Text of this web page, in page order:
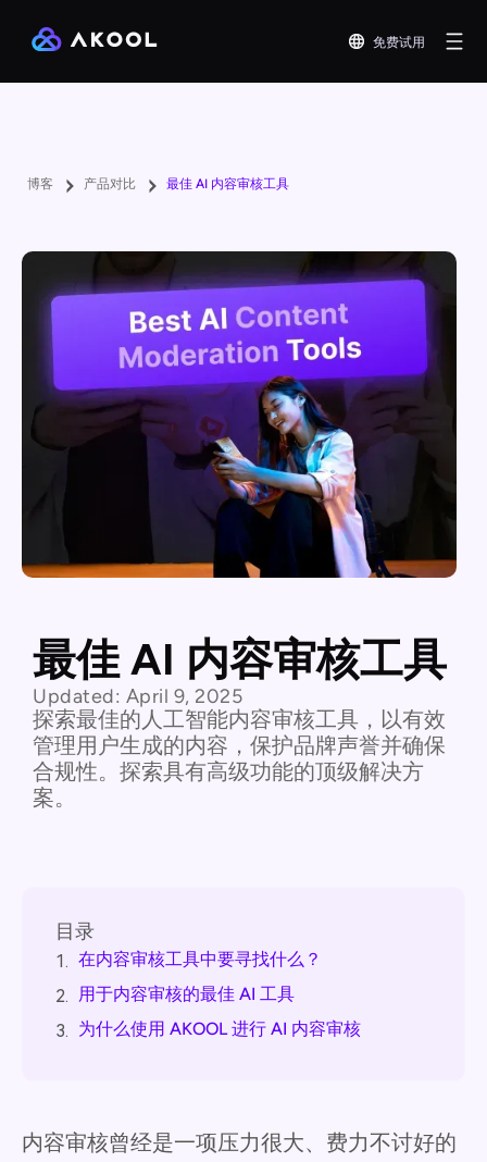
免费试用
博客 产品对比 最佳 AI 内容审核工具
最佳 AI 内容审核工具
Updated: April 9, 2025
探索最佳的人工智能内容审核工具，以有效
管理用户生成的内容，保护品牌声誉并确保
合规性。探索具有高级功能的顶级解决方
案。
目录
1. 在内容审核工具中要寻找什么？
2. 用于内容审核的最佳 AI 工具
3. 为什么使用 AKOOL 进行 AI 内容审核
内容审核曾经是一项压力很大、费力不讨好的